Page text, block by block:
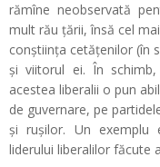
rămîne neobservată
mult rău țării, însă cel
conștiința cetățenilor (în
și viitorul ei. În
acestea liberalii o pun
de guvernare, pe
și rușilor. Un exemplu
liderului liberalilor făcute